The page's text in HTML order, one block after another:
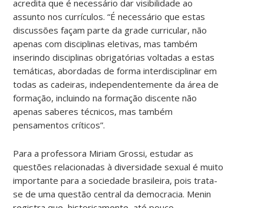
acredita que é necessário dar visibilidade ao
assunto nos currículos. “É necessário que estas
discussões façam parte da grade curricular, não
apenas com disciplinas eletivas, mas também
inserindo disciplinas obrigatórias voltadas a estas
temáticas, abordadas de forma interdisciplinar em
todas as cadeiras, independentemente da área de
formação, incluindo na formação discente não
apenas saberes técnicos, mas também
pensamentos críticos”.
Para a professora Miriam Grossi, estudar as
questões relacionadas à diversidade sexual é muito
importante para a sociedade brasileira, pois trata-
se de uma questão central da democracia. Menin